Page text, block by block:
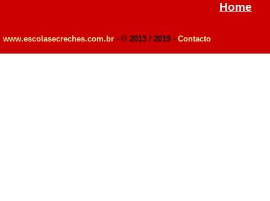
Home
www.escolasecreches.com.br - © 2013 / 2019 - Contacto